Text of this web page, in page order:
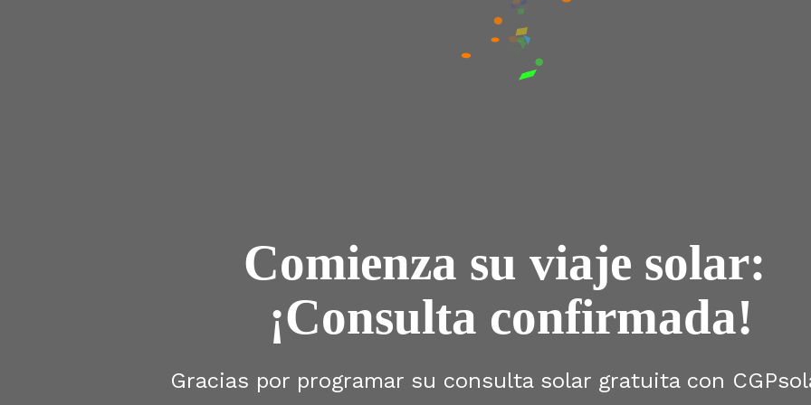
Comienza su viaje solar:
¡Consulta confirmada!
Gracias por programar su consulta solar gratuita con